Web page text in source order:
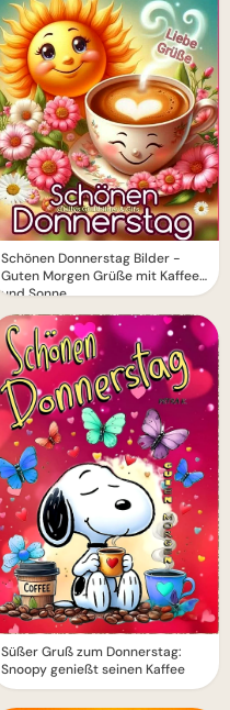
Schönen Donnerstag Bilder -
Guten Morgen Grüße mit Kaffee
und Sonne
Süßer Gruß zum Donnerstag:
Snoopy genießt seinen Kaffee